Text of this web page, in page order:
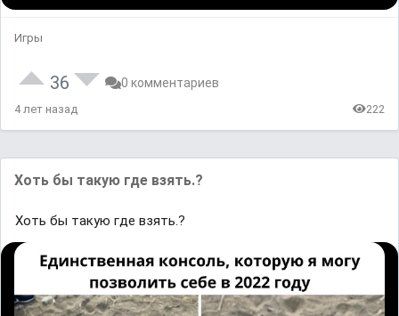
Игры
36 0 комментариев
4 лет назад 222
Хоть бы такую где взять.?
Хоть бы такую где взять.?